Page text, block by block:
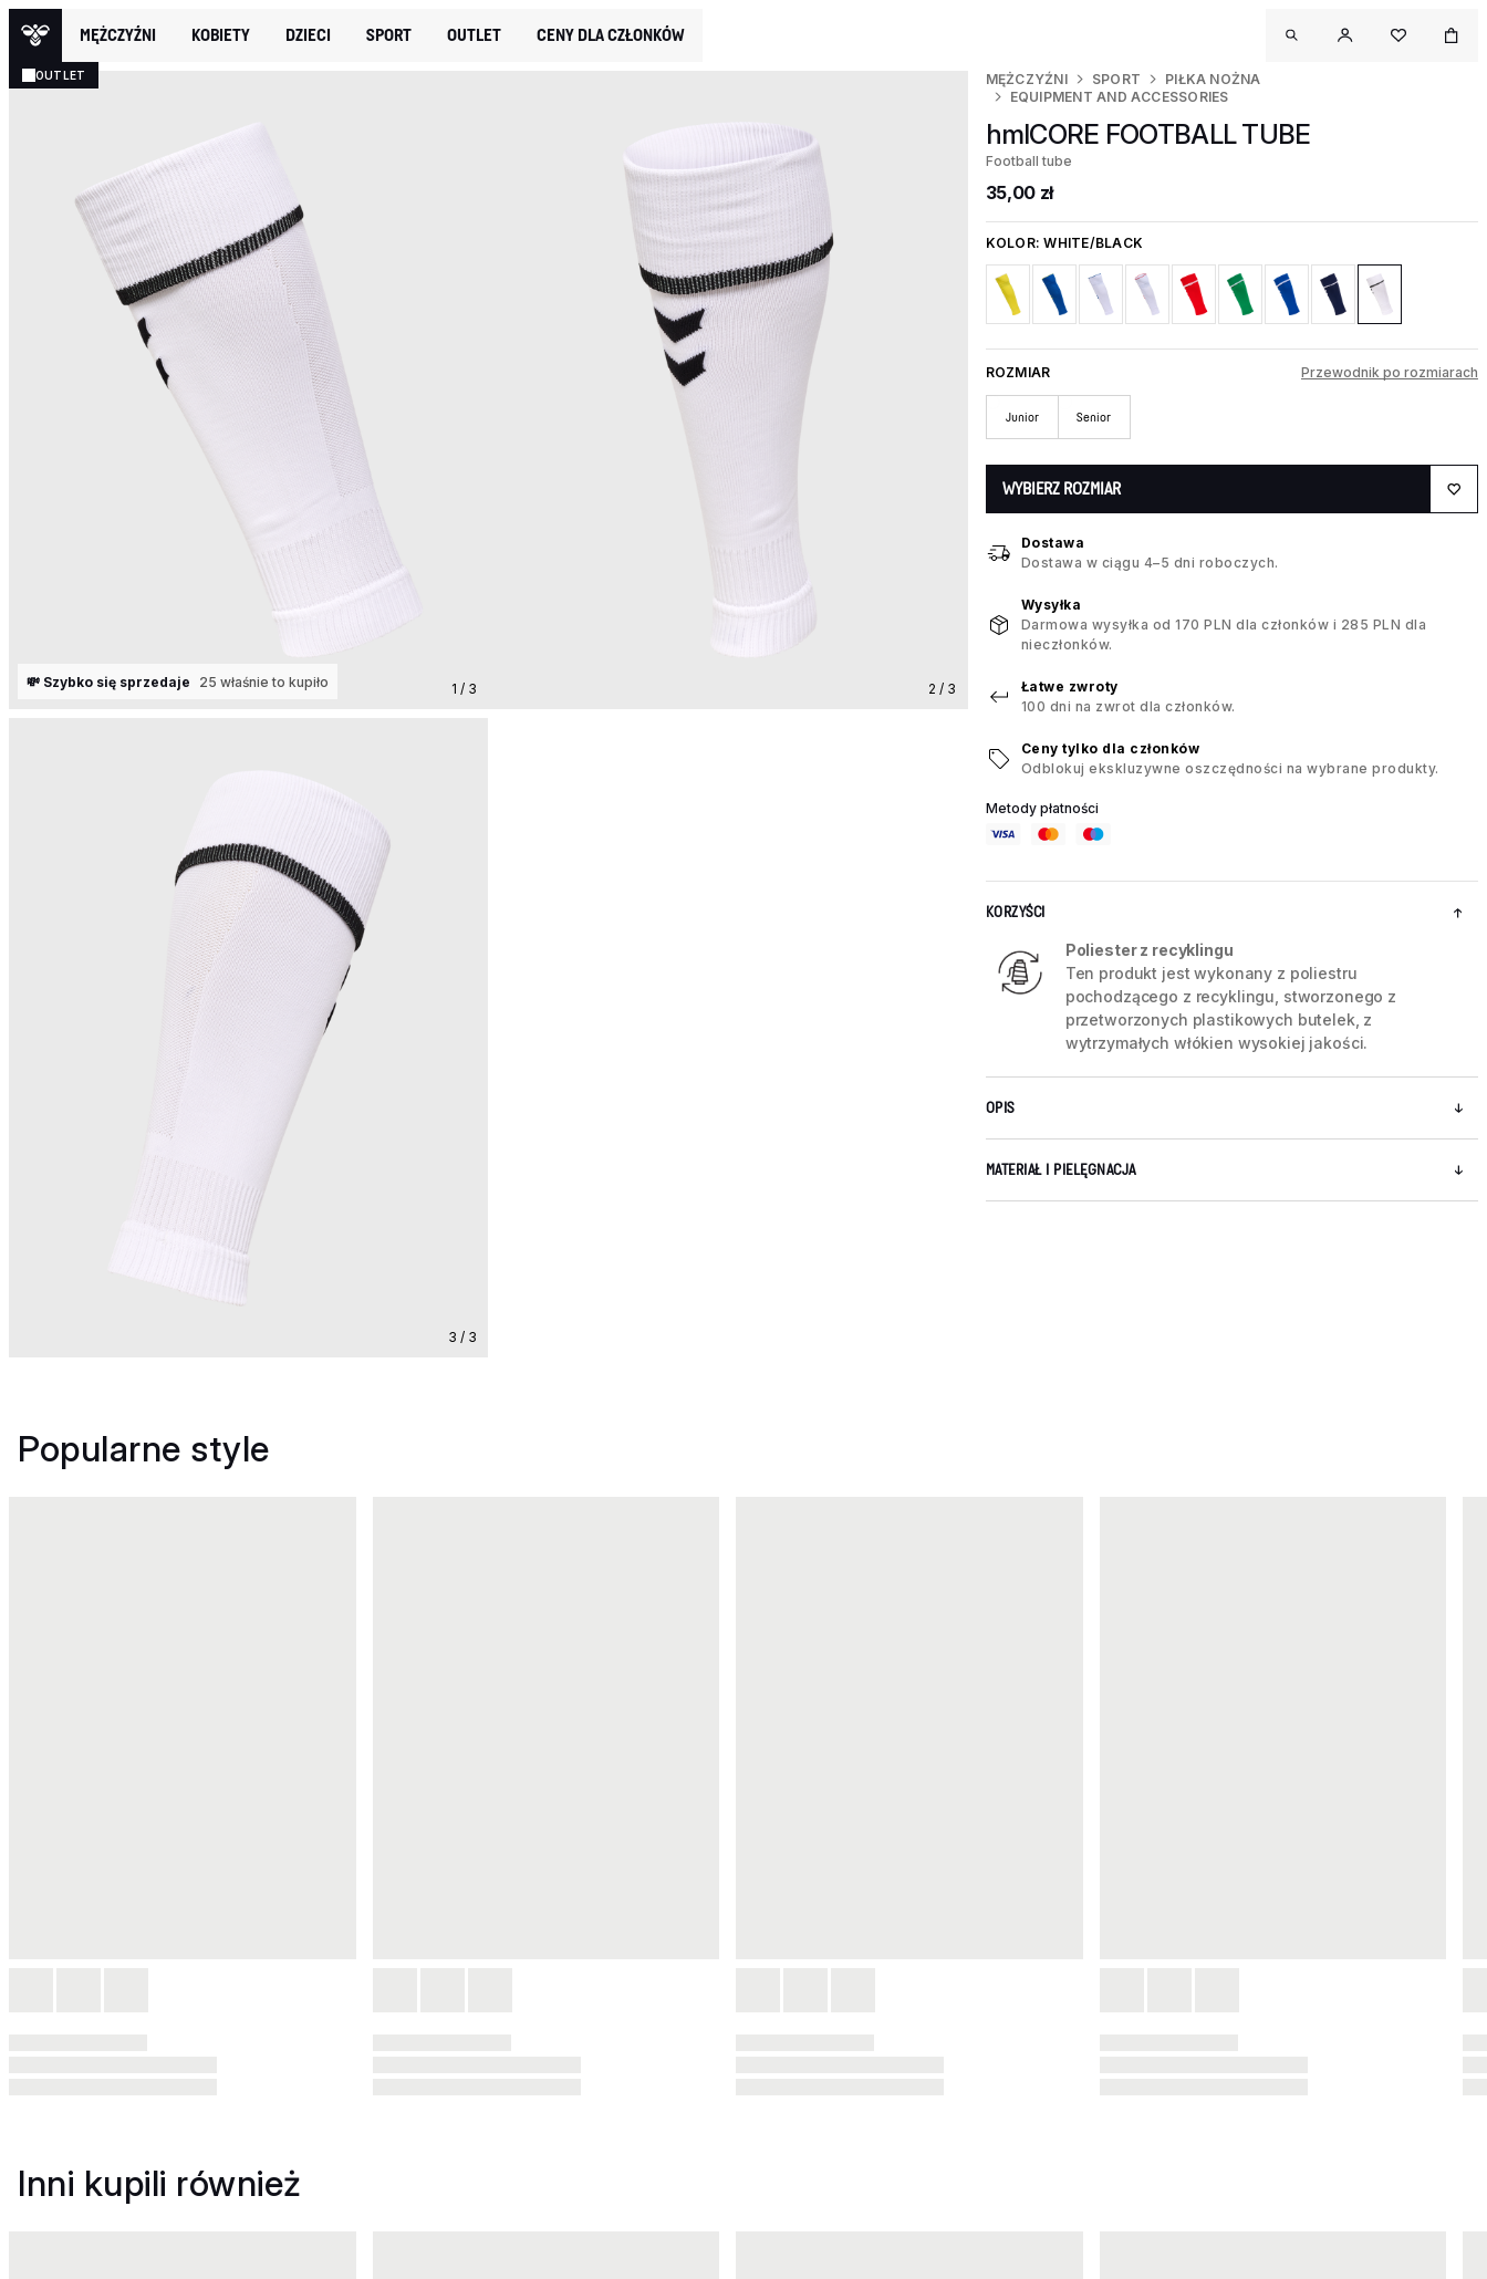
MĘŻCZYŹNI KOBIETY DZIECI SPORT OUTLET CENY DLA CZŁONKÓW
OUTLET
1 / 3
💸 Szybko się sprzedaje 25 właśnie to kupiło 2 / 3
3 / 3
MĘŻCZYŹNI SPORT
PIŁKA NOŻNA
EQUIPMENT AND ACCESSORIES
hmlCORE FOOTBALL TUBE
Football tube
35,00 zł
KOLOR:WHITE/BLACK
ROZMIAR Przewodnik po rozmiarach
Junior Senior
WYBIERZ ROZMIAR
Dostawa
Dostawa w ciągu 4–5 dni roboczych.
Wysyłka
Darmowa wysyłka od 170 PLN dla członków i 285 PLN dla
nieczłonków.
Łatwe zwroty
100 dni na zwrot dla członków.
Ceny tylko dla członków
Odblokuj ekskluzywne oszczędności na wybrane produkty.
Metody płatności
KORZYŚCI
Poliester z recyklingu
Ten produkt jest wykonany z poliestru
pochodzącego z recyklingu, stworzonego z
przetworzonych plastikowych butelek, z
wytrzymałych włókien wysokiej jakości.
OPIS
MATERIAŁ I PIELĘGNACJA
Popularne style
Inni kupili również